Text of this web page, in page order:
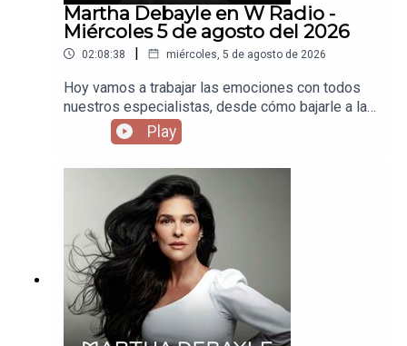
Martha Debayle en W Radio -
Miércoles 5 de agosto del 2026
02:08:38 | miércoles, 5 de agosto de 2026
Hoy vamos a trabajar las emociones con todos
nuestros especialistas, desde cómo bajarle a la
inflamación, hasta dejar de andar peleando con el
mundo y así evitar ataques cardiacos cuando
estamos jóvenes. No dejen de escuchar el
Play